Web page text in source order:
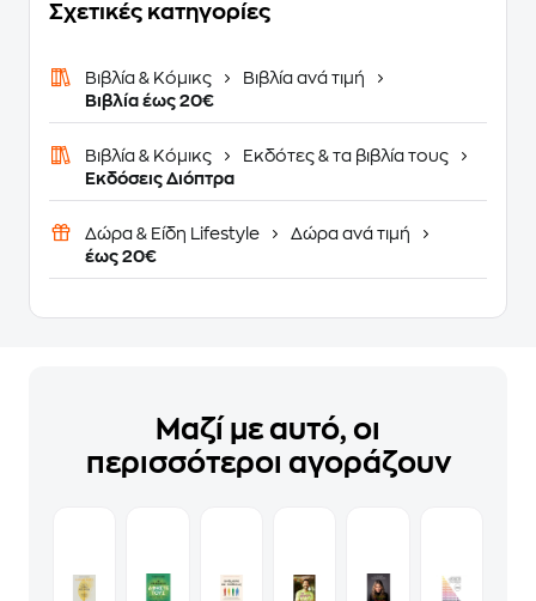
Σχετικές κατηγορίες
Βιβλία & Κόμικς
Βιβλία ανά τιμή
Βιβλία έως 20€
Βιβλία & Κόμικς
Εκδότες & τα βιβλία τους
Εκδόσεις Διόπτρα
Δώρα & Είδη Lifestyle
Δώρα ανά τιμή
έως 20€
Μαζί με αυτό, οι
περισσότεροι αγοράζουν